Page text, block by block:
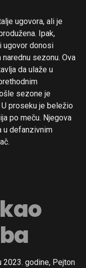
ugovora, ali je
Ipak,
ugovor donosi
sezonu. Ova
da ulaže u
sezone je
proseku je beležio
po meču. Njegova
u defanzivnim
2023. godine, Pejton